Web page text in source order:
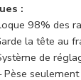
:
98% des
la tête au
de
Pèse